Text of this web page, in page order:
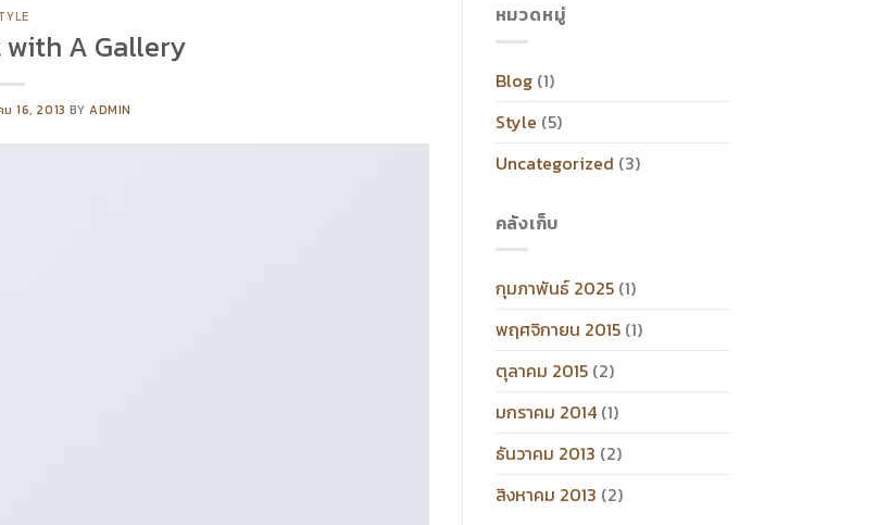
A Gallery
16, 2013 BY ADMIN
หมวดหมู่
Blog(1)
Style (5)
Uncategorized (3)
คลังเก็บ
กุมภาพันธ์ 2025(1)
พฤศจิกายน 2015(1)
ตุลาคม 2015(2)
มกราคม 2014(1)
ธันวาคม 2013 (2)
สิงหาคม 2013 (2)